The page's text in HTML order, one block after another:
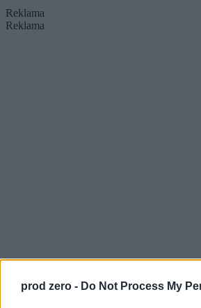
prod zero - Do Not Process My
Reklama
Reklama